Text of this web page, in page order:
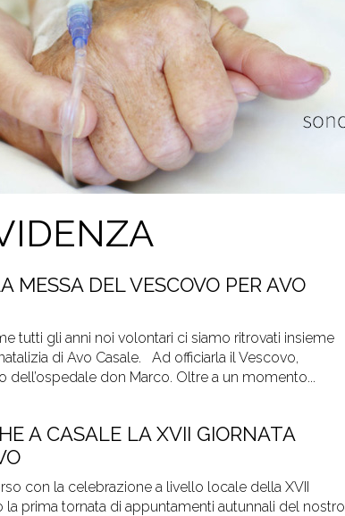
MESSA DEL VESCOVO PER AVO
tutti gli anni noi volontari ci siamo ritrovati insieme
di Avo Casale. Ad officiarla il Vescovo,
dell’ospedale don Marco. Oltre a un momento...
A CASALE LA XVII GIORNATA
con la celebrazione a livello locale della XVII
la prima tornata di appuntamenti autunnali del nostro